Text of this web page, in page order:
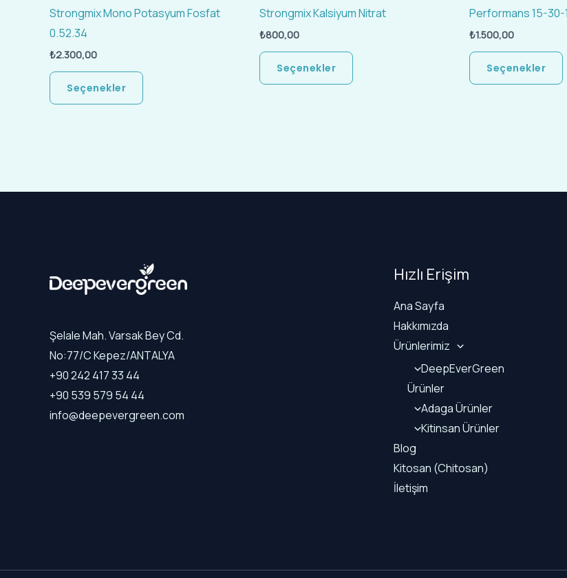
Strongmix Mono Potasyum Fosfat
0.52.34
₺2.300,00
Seçenekler
Strongmix Kalsiyum Nitrat
₺800,00
Seçenekler
Performans 15-30-
₺1.500,00
Seçenekler
Şelale Mah. Varsak Bey Cd.
No:77/C Kepez/ANTALYA
+90 242 417 33 44
+90 539 579 54 44
info@deepevergreen.com
Hızlı Erişim
Ana Sayfa
Hakkımızda
Ürünlerimiz
DeepEverGreen
Ürünler
Adaga Ürünler
Kitinsan Ürünler
Blog
Kitosan (Chitosan)
İletişim